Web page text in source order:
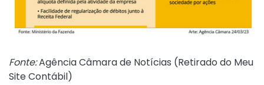
Fonte:Agência Câmara de Notícias (Retirado do Meu
Site Contábil)